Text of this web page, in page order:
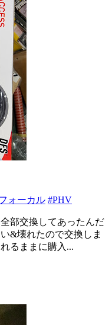
ォーカル #PHV
部交換してあったんだ
&壊れたので交換しま
るままに購入...